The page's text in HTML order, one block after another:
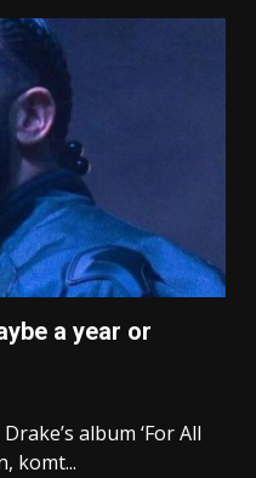
a year or
album ‘For All
komt...